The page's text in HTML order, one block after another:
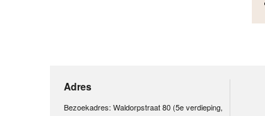
Adres
Bezoekadres: Waldorpstraat 80 (5e verdieping,